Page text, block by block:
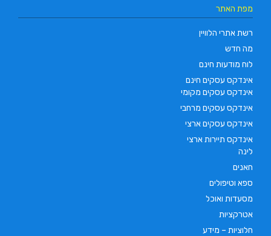
מפת האתר
רשת אתרי הלוויין
מה חדש
לוח מודעות חינם
אינדקס עסקים חינם
אינדקס עסקים מקומי
אינדקס עסקים מרחבי
אינדקס עסקים ארצי
אינדקס תיירות ארצי
לינה
חאנים
ספא וטיפולים
מסעדות ואוכל
אטרקציות
חלוציות – מידע